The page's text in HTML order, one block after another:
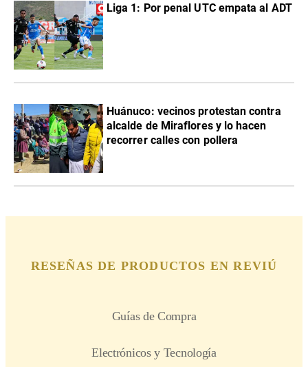
Liga 1: Por penal UTC empata al ADT
Huánuco: vecinos protestan contra
alcalde de Miraflores y lo hacen
recorrer calles con pollera